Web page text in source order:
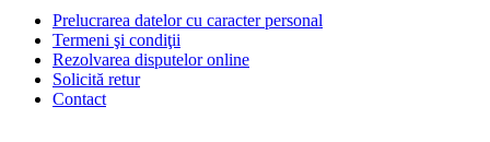
Prelucrarea datelor cu caracter personal
Termeni şi condiţii
Rezolvarea disputelor online
Solicită retur
Contact